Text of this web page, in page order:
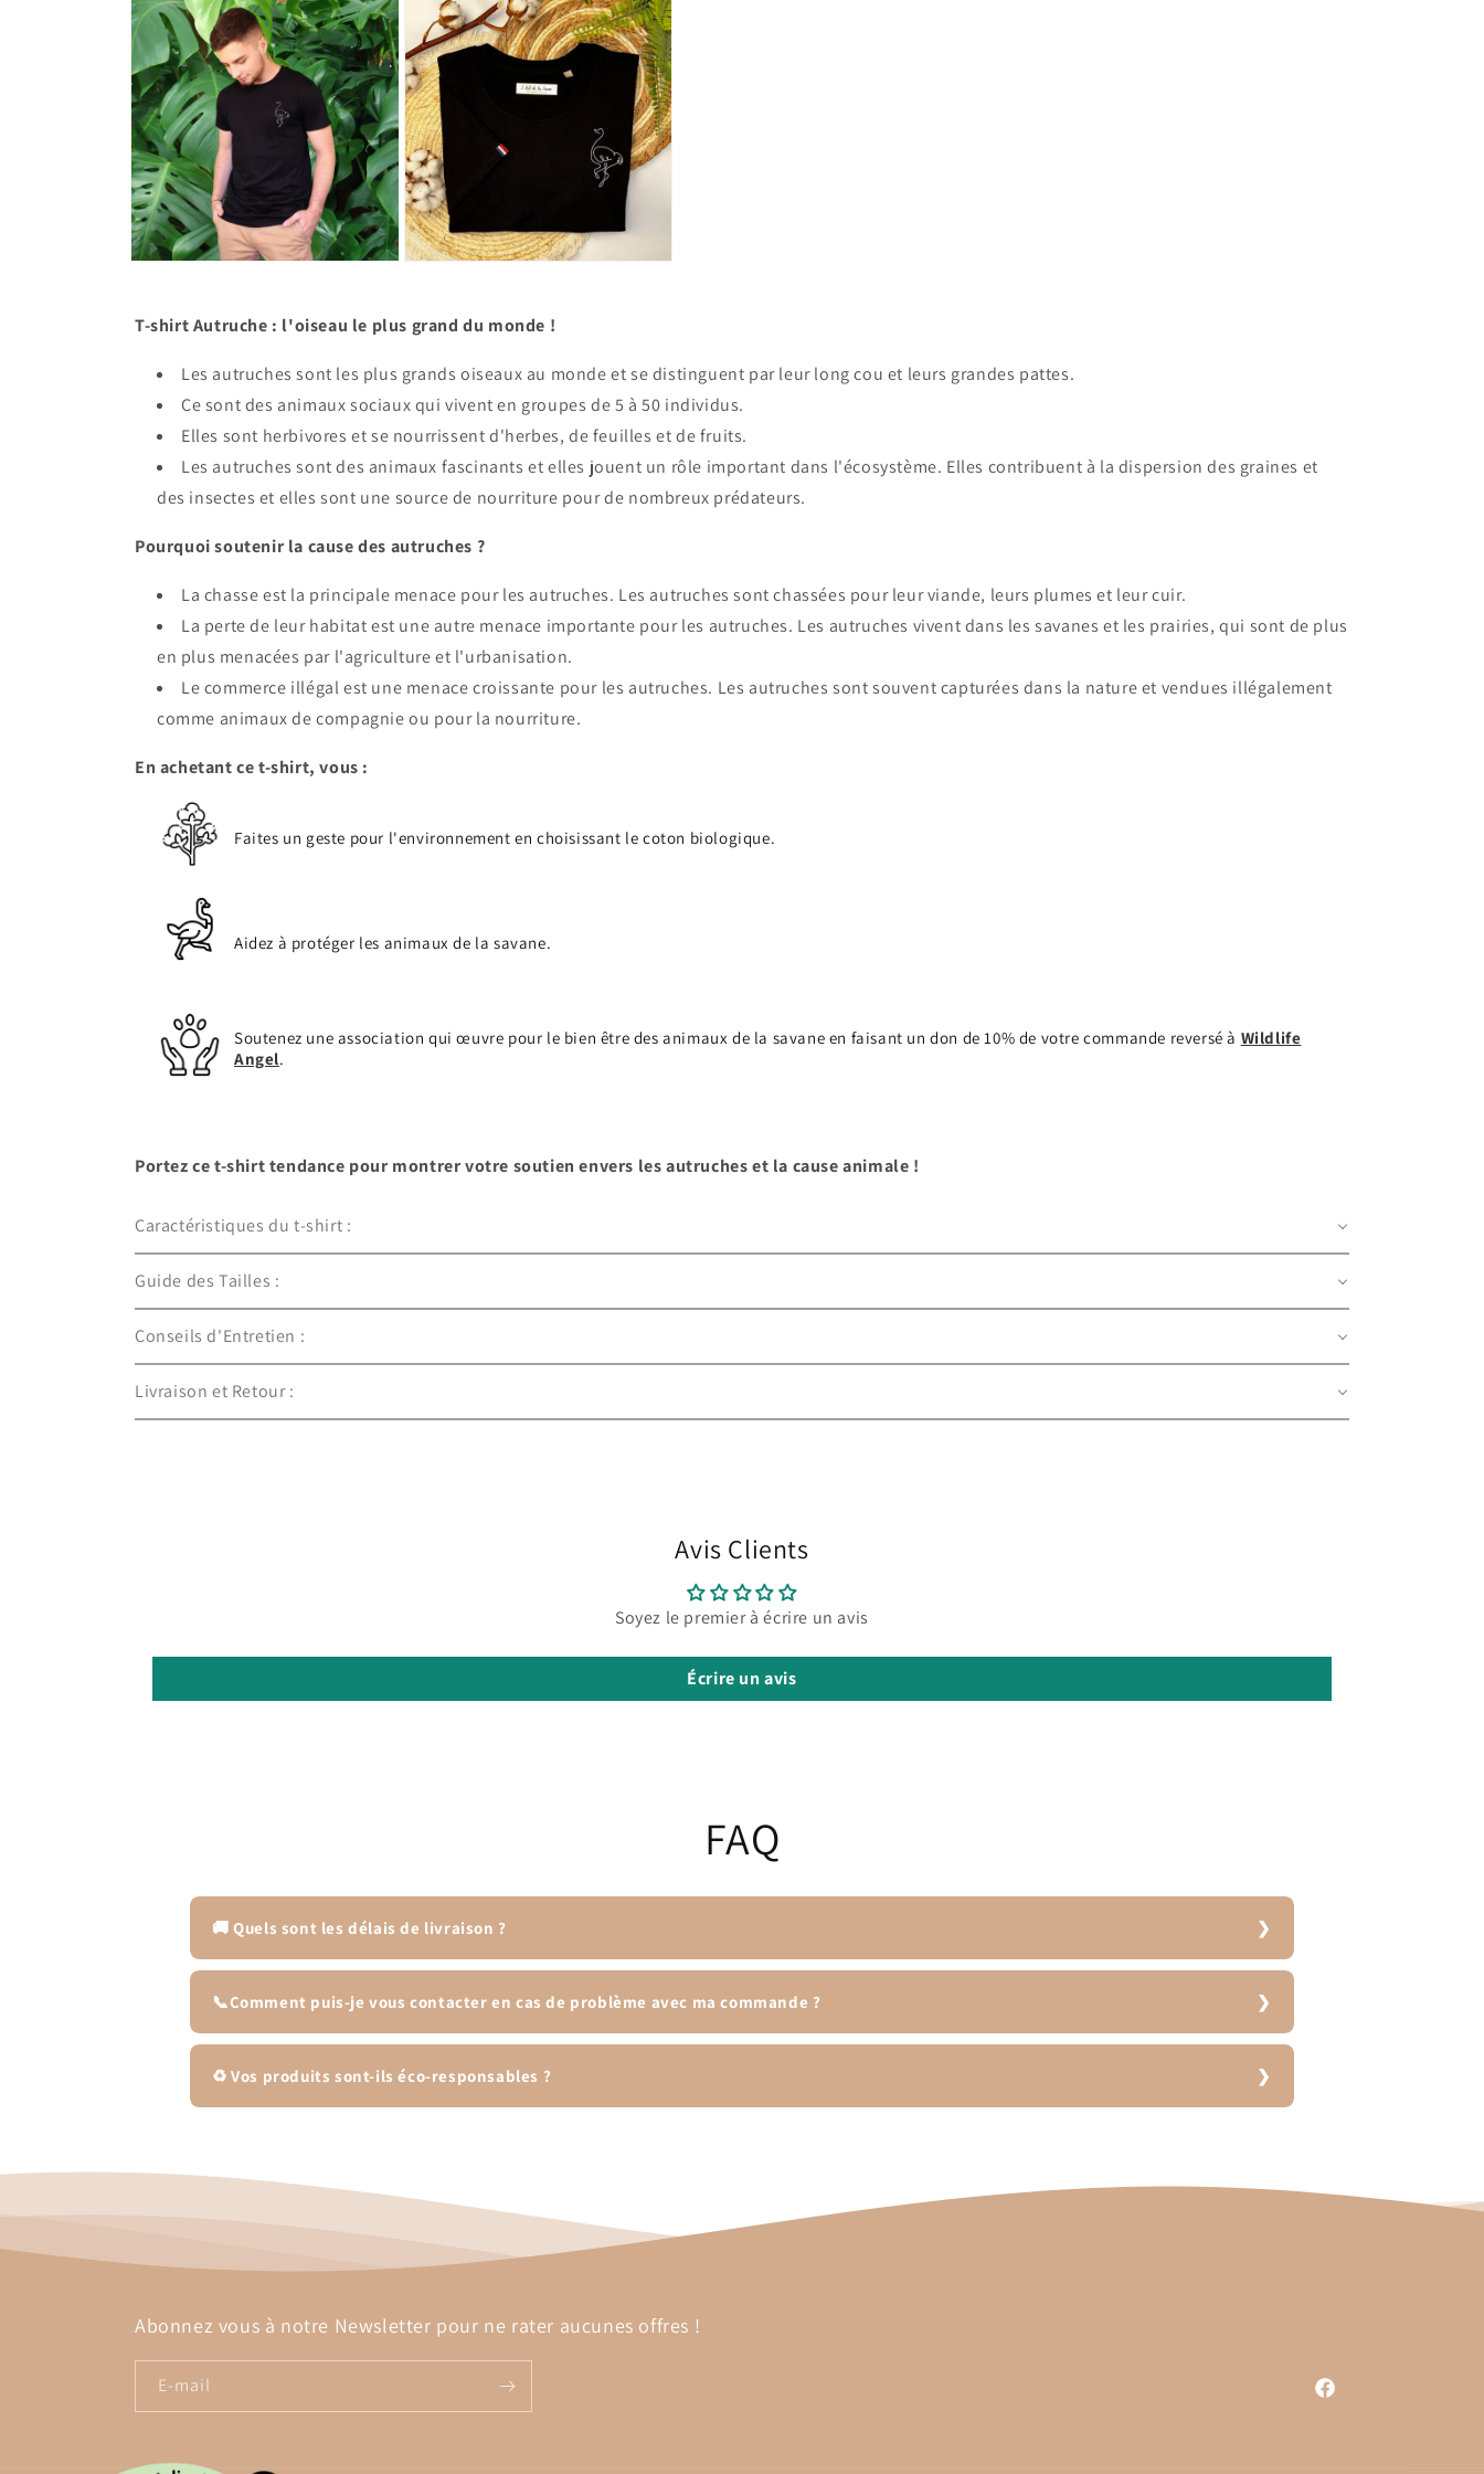
T-shirt Autruche : l'oiseau le plus grand du monde !
Les autruches sont les plus grands oiseaux au monde et se distinguent par leur long cou et leurs grandes pattes.
Ce sont des animaux sociaux qui vivent en groupes de 5 à 50 individus.
Elles sont herbivores et se nourrissent d'herbes, de feuilles et de fruits.
Les autruches sont des animaux fascinants et elles jouent un rôle important dans l'écosystème. Elles contribuent à la dispersion des graines et
des insectes et elles sont une source de nourriture pour de nombreux prédateurs.
Pourquoi soutenir la cause des autruches ?
La chasse est la principale menace pour les autruches. Les autruches sont chassées pour leur viande, leurs plumes et leur cuir.
La perte de leur habitat est une autre menace importante pour les autruches. Les autruches vivent dans les savanes et les prairies, qui sont de plus
en plus menacées par l'agriculture et l'urbanisation.
Le commerce illégal est une menace croissante pour les autruches. Les autruches sont souvent capturées dans la nature et vendues illégalement
comme animaux de compagnie ou pour la nourriture.
En achetant ce t-shirt, vous :
Faites un geste pour l'environnement en choisissant le coton biologique.
Aidez à protéger les animaux de la savane.
Soutenez une association qui œuvre pour le bien être des animaux de la savane en faisant un don de 10% de votre commande reversé à Wildlife
Angel.
Portez ce t-shirt tendance pour montrer votre soutien envers les autruches et la cause animale !
Caractéristiques du t-shirt :
Guide des Tailles :
Conseils d'Entretien :
Livraison et Retour :
Avis Clients
Soyez le premier à écrire un avis
Écrire un avis
FAQ
🚚 Quels sont les délais de livraison ?
📞Comment puis-je vous contacter en cas de problème avec ma commande ?
♻️ Vos produits sont-ils éco-responsables ?
Abonnez vous à notre Newsletter pour ne rater aucunes offres !
E-mail
Facebook